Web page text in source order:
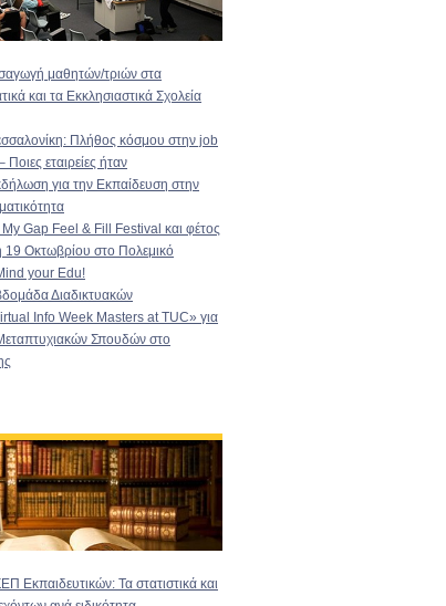
μαθητών/τριών στα
και τα Εκκλησιαστικά Σχολεία
Πλήθος κόσμου στην job
εταιρείες ήταν
για την Εκπαίδευση στην
My Gap Feel & Fill Festival και φέτος
19 Οκτωβρίου στο Πολεμικό
your Edu!
Διαδικτυακών
Info Week Masters at TUC» για
Σπουδών στο
Εκπαιδευτικών: Τα στατιστικά και